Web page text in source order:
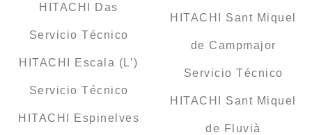
HITACHI Das
Servicio Técnico
HITACHI Escala (L’)
Servicio Técnico
HITACHI Espinelves
HITACHI Sant Miquel
de Campmajor
Servicio Técnico
HITACHI Sant Miquel
de Fluvià